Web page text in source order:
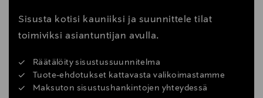
Sisusta kotisi kauniiksi ja suunnittele tilat
toimiviksi asiantuntijan avulla.
Räätälöity sisustussuunnitelma
Tuote-ehdotukset kattavasta valikoimastamme
Maksuton sisustushankintojen yhteydessä